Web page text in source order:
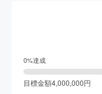
0%達成
目標金額4,000,000円